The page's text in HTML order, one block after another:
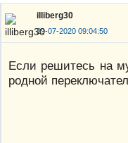
illiberg30
29-07-2020 09:04:50
Если решитесь на
родной